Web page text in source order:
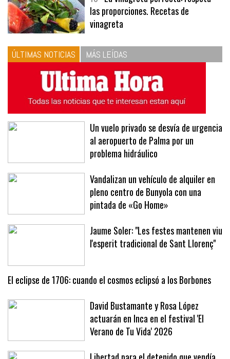
10La vinagreta perfecta: respeta
las proporciones. Recetas de
vinagreta
ÚLTIMAS NOTICIAS MÁS LEÍDAS
Un vuelo privado se desvía de urgencia
al aeropuerto de Palma por un
problema hidráulico
Vandalizan un vehículo de alquiler en
pleno centro de Bunyola con una
pintada de «Go Home»
Jaume Soler: "Les festes mantenen viu
El eclipse de 1706: cuando el cosmos eclipsó a los Borbones
David Bustamante y Rosa López
actuarán en Inca en el festival 'El
Verano de Tu Vida' 2026